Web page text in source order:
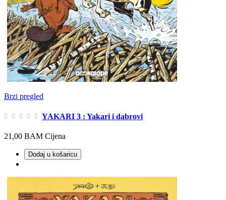
Brzi pregled
YAKARI 3 : Yakari i dabrovi
21,00 BAM Cijena
Dodaj u košaricu